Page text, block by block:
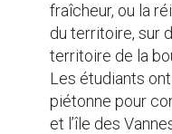
fraîcheur, ou la
du territoire, sur
territoire de la
Les étudiants
piétonne pour
et l’île des